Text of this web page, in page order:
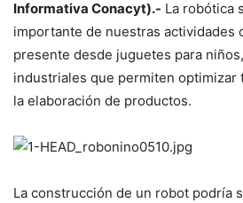
Informativa Conacyt).- La robótica
importante de nuestras actividades
presente desde juguetes para
industriales que permiten optimizar
la elaboración de productos.
La construcción de un robot podría